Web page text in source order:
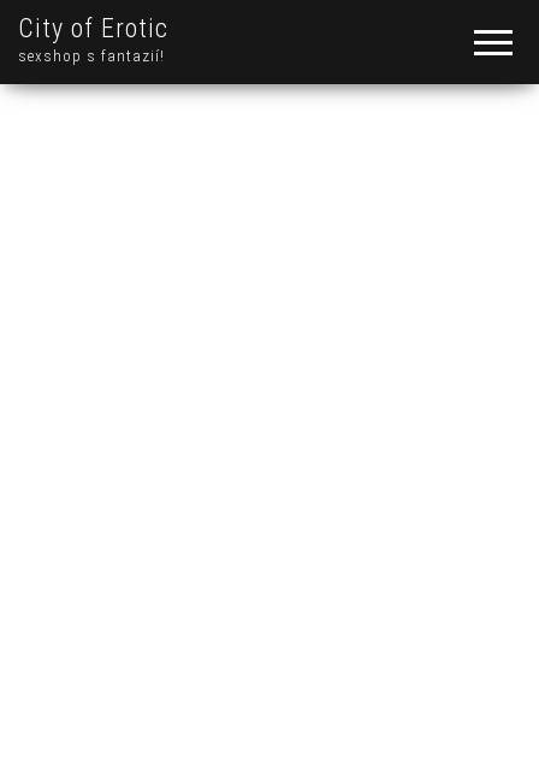
City of Erotic
sexshop s fantazií!